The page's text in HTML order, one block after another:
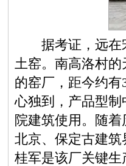
据考证，远在宋
土窑。南高洛村
的窑厂，距今约
心独到，产品型
院建筑使用。随
北京、保定古建
桂军是该厂关键